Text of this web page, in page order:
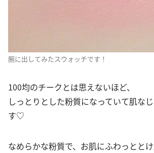
腕に出してみたスウォッチです！
100均のチークとは思えないほど、
しっとりとした粉質になっていて肌な
す♡
なめらかな粉質で、お肌にふわっとと